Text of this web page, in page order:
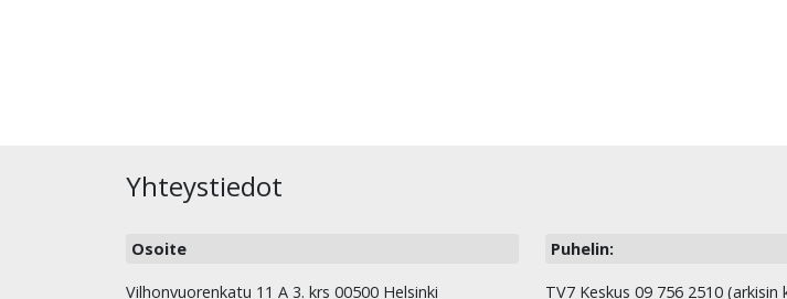
Yhteystiedot
Osoite
Vilhonvuorenkatu 11 A 3. krs 00500 Helsinki
Puhelin:
TV7 Keskus 09 756 2510 (arkisin